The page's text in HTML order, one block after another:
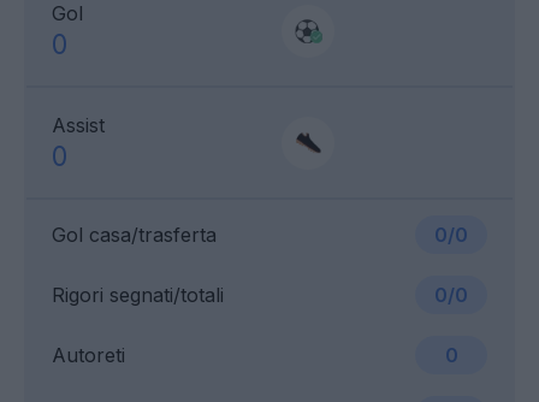
Gol
0
Assist
0
Gol casa/trasferta 0/0
Rigori segnati/totali 0/0
Autoreti 0